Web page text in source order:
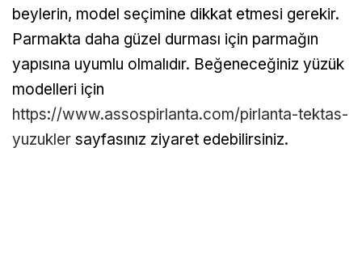
beylerin, model seçimine dikkat etmesi gerekir.
Parmakta daha güzel durması için parmağın
yapısına uyumlu olmalıdır. Beğeneceğiniz yüzük
modelleri için
https://www.assospirlanta.com/pirlanta-tektas-
yuzukler sayfasınız ziyaret edebilirsiniz.